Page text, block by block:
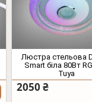
Люстра стельова
Smart біла 80Вт
Tuya
2050 ₴